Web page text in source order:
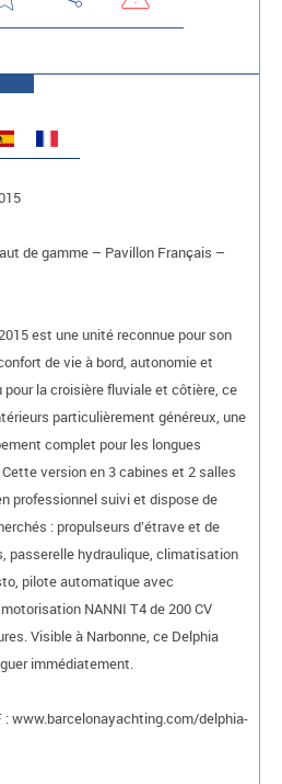
de gamme – Pavillon Français –
est une unité reconnue pour son
de vie à bord, autonomie et
la croisière fluviale et côtière, ce
particulièrement généreux, une
complet pour les longues
version en 3 cabines et 2 salles
professionnel suivi et dispose de
: propulseurs d’étrave et de
passerelle hydraulique, climatisation
pilote automatique avec
NANNI T4 de 200 CV
Visible à Narbonne, ce Delphia
immédiatement.
: www.barcelonayachting.com/delphia-